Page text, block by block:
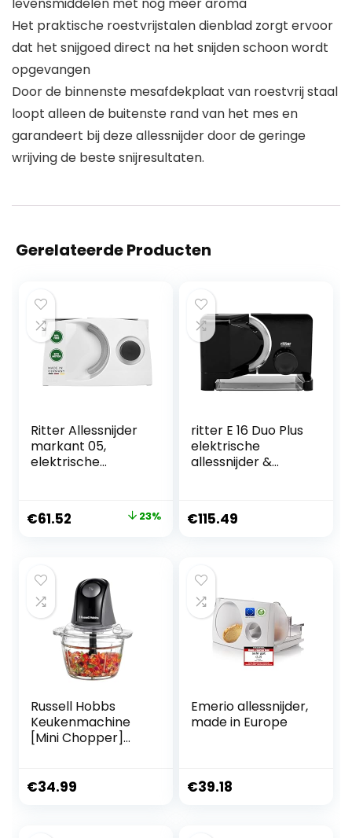
levensmiddelen met nog meer aroma
Het praktische roestvrijstalen dienblad zorgt ervoor
dat het snijgoed direct na het snijden schoon wordt
opgevangen
Door de binnenste mesafdekplaat van roestvrij staal
loopt alleen de buitenste rand van het mes en
garandeert bij deze allessnijder door de geringe
wrijving de beste snijresultaten.
Gerelateerde Producten
Ritter Allessnijder
markant 05,
elektrische
in Germany, wit
Oorspronkelijke
€79.99.
€61.52
€61.52.
23%
ritter E 16 Duo Plus
elektrische
allessnijder &
motor, Made in
Germany, zwart
€115.49
Russell Hobbs
Keukenmachine
[Mini Chopper]
groenten, fruit,
€34.99
Emerio allessnijder,
made in Europe
€39.18